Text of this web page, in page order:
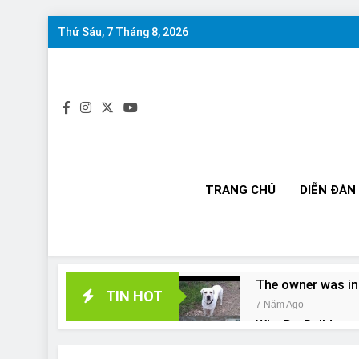
Skip
Thứ Sáu, 7 Tháng 8, 2026
TRANG CHỦ DIỄN ĐÀN
TIN HOT
The owner was
7 Năm Ago
Why Do
7 Năm Ago